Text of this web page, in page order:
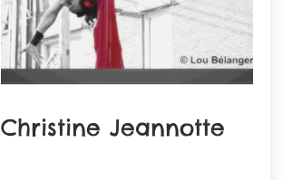
Christine Jeannotte